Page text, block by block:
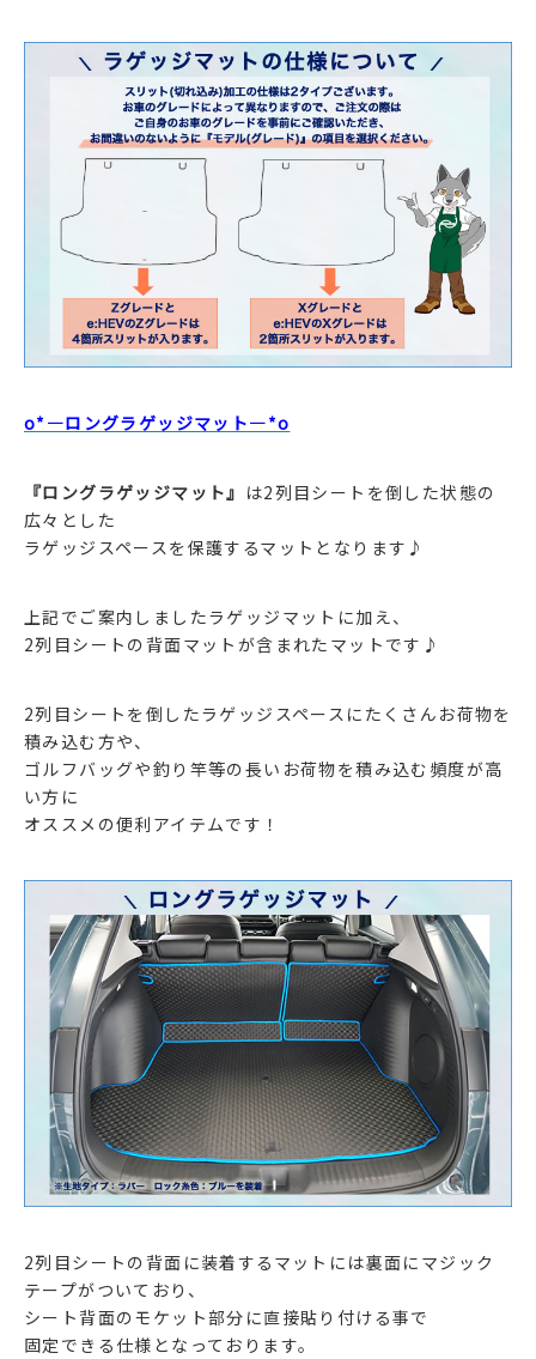
o*―ロングラゲッジマット―*o
『ロングラゲッジマット』 は2列目シートを倒した状態の
広々とした
ラゲッジスペースを保護するマットとなります♪
上記でご案内しましたラゲッジマットに加え、
2列目シートの背面マットが含まれたマットです♪
2列目シートを倒したラゲッジスペースにたくさんお荷物を
積み込む方や、
ゴルフバッグや釣り竿等の長いお荷物を積み込む頻度が高
い方に
オススメの便利アイテムです！
2列目シートの背面に装着するマットには裏面にマジック
テープがついており、
シート背面のモケット部分に直接貼り付ける事で
固定できる仕様となっております。